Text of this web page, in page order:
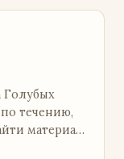
Голубых
течению,
материал